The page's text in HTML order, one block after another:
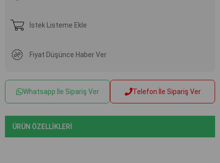
İstek Listeme Ekle
Fiyat Düşünce Haber Ver
Whatsapp İle Sipariş Ver Telefon İle Sipariş Ver
ÜRÜN ÖZELLIKLERI